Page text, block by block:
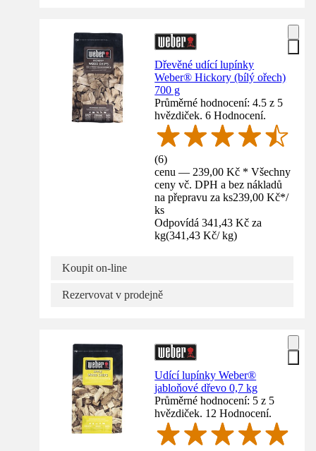
Dřevěné udící lupínky
Weber® Hickory (bílý ořech)
700 g
Průměrné hodnocení: 4.5 z 5
hvězdiček. 6 Hodnocení.
(6)
cenu — 239,00 Kč * Všechny
ceny vč. DPH a bez nákladů
na přepravu za ks239,00 Kč*/
ks
Odpovídá 341,43 Kč za
kg(341,43 Kč/ kg)
Koupit on-line
Rezervovat v prodejně
Udící lupínky Weber®
jabloňové dřevo 0,7 kg
Průměrné hodnocení: 5 z 5
hvězdiček. 12 Hodnocení.